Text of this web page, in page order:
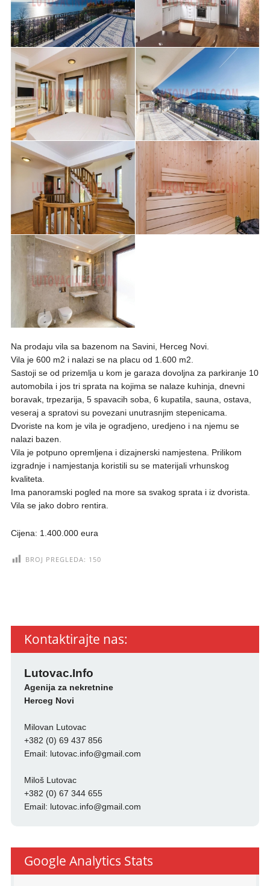
Na prodaju vila sa bazenom na Savini, Herceg Novi.
Vila je 600 m2 i nalazi se na placu od 1.600 m2.
Sastoji se od prizemlja u kom je garaza dovoljna za parkiranje 10
automobila i jos tri sprata na kojima se nalaze kuhinja, dnevni
boravak, trpezarija, 5 spavacih soba, 6 kupatila, sauna, ostava,
veseraj a spratovi su povezani unutrasnjim stepenicama.
Dvoriste na kom je vila je ogradjeno, uredjeno i na njemu se
nalazi bazen.
Vila je potpuno opremljena i dizajnerski namjestena. Prilikom
izgradnje i namjestanja koristili su se materijali vrhunskog
kvaliteta.
Ima panoramski pogled na more sa svakog sprata i iz dvorista.
Vila se jako dobro rentira.
Cijena: 1.400.000 eura
BROJ PREGLEDA: 150
Kontaktirajte nas:
Lutovac.Info
Agenija za nekretnine
Herceg Novi
Milovan Lutovac
+382 (0) 69 437 856
Email: lutovac.info@gmail.com
Miloš Lutovac
+382 (0) 67 344 655
Email: lutovac.info@gmail.com
Google Analytics Stats